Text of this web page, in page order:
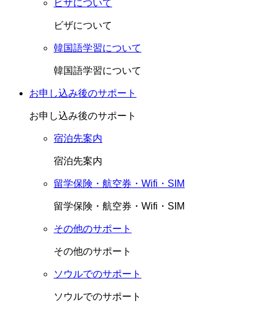
ビザについて
ビザについて
韓国語学習について
韓国語学習について
お申し込み後のサポート
お申し込み後のサポート
宿泊先案内
宿泊先案内
留学保険・航空券・Wifi・SIM
留学保険・航空券・Wifi・SIM
その他のサポート
その他のサポート
ソウルでのサポート
ソウルでのサポート